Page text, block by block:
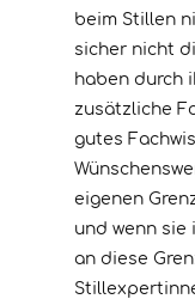
beim Stillen
sicher nicht
haben durch
zusätzliche
gutes
eigenen
und wenn sie
an diese